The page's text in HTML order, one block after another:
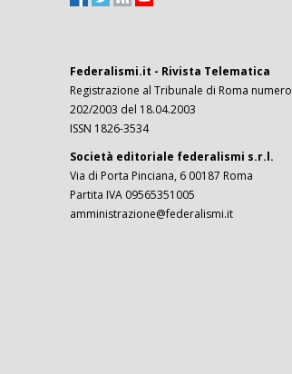
Federalismi.it - Rivista Telematica
Registrazione al Tribunale di Roma numero
202/2003 del 18.04.2003
ISSN 1826-3534
Società editoriale federalismi s.r.l.
Via di Porta Pinciana, 6 00187 Roma
Partita IVA 09565351005
amministrazione@federalismi.it